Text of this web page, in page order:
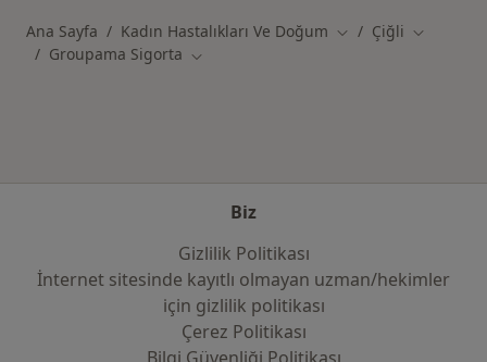
Ana Sayfa Kadın Hastalıkları Ve Doğum Şehir değiştir
Çiğli Şehir
Groupama Sigorta Şehir değiştir
Biz
Gizlilik Politikası
İnternet sitesinde kayıtlı olmayan uzman/hekimler
i̇çin gizlilik politikası
Çerez Politikası